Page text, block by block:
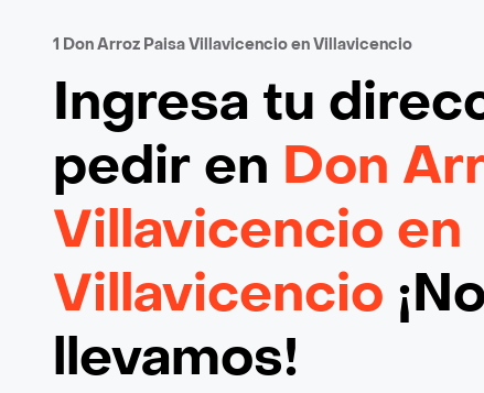
1 Don Arroz Paisa Villavicencio en Villavicencio
Ingresa tu
pedir en Don
Villavicencio en
Villavicencio
llevamos!